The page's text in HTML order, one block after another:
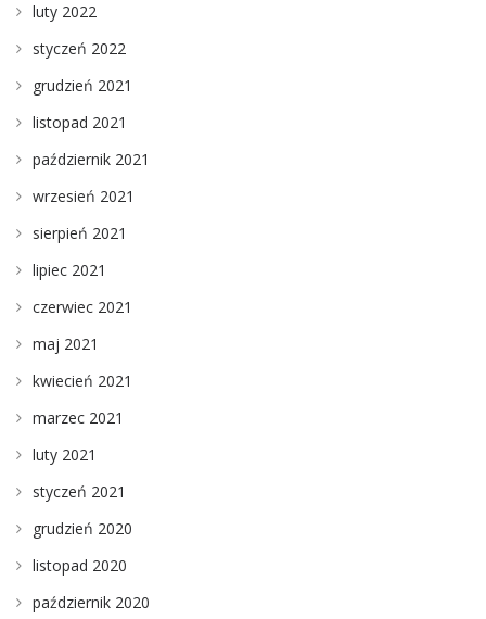
luty 2022
styczeń 2022
grudzień 2021
listopad 2021
październik 2021
wrzesień 2021
sierpień 2021
lipiec 2021
czerwiec 2021
maj 2021
kwiecień 2021
marzec 2021
luty 2021
styczeń 2021
grudzień 2020
listopad 2020
październik 2020